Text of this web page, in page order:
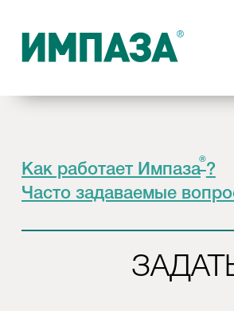
Как работает Импаза®?
Часто задаваемые